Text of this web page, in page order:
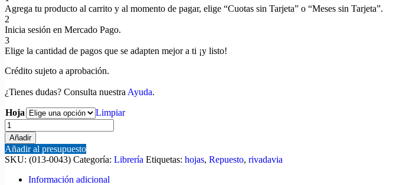
Agrega tu producto al carrito y al momento de pagar, elige “Cuotas sin Tarjeta” o “Meses sin Tarjeta”.
2
Inicia sesión en Mercado Pago.
3
Elige la cantidad de pagos que se adapten mejor a ti ¡y listo!
Crédito sujeto a aprobación.
¿Tienes dudas? Consulta nuestra Ayuda.
Hoja
Limpiar
Repuesto
Rivadavia
480
hojas
cantidad
Añadir
Añadir al presupuesto
SKU: (013-0043) Categoría: Librería Etiquetas: hojas, Repuesto, rivadavia
Información adicional